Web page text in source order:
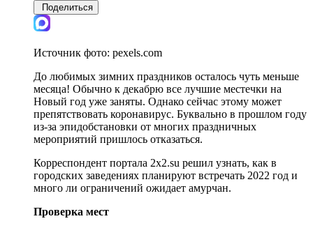
Поделиться
Источник фото: pexels.com
До любимых зимних праздников осталось чуть меньше
месяца! Обычно к декабрю все лучшие местечки на
Новый год уже заняты. Однако сейчас этому может
препятствовать коронавирус. Буквально в прошлом году
из-за эпидобстановки от многих праздничных
мероприятий пришлось отказаться.
Корреспондент портала 2х2.su решил узнать, как в
городских заведениях планируют встречать 2022 год и
много ли ограничений ожидает амурчан.
Проверка мест